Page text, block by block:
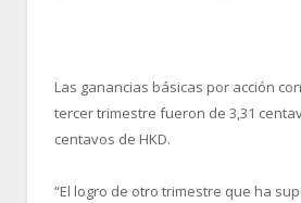
Las ganancias básicas por acción
tercer trimestre fueron de 3,31
centavos de HKD.
“El logro de otro trimestre que ha